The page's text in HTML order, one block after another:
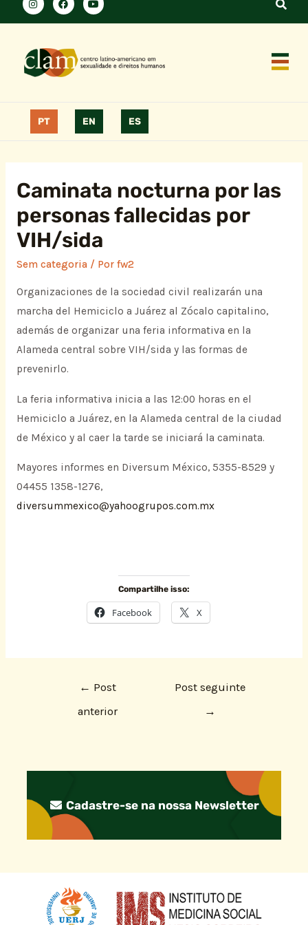
PT EN ES
Caminata nocturna por las
personas fallecidas por
VIH/sida
Sem categoria/ Por fw2
Organizaciones de la sociedad civil realizarán una
marcha del Hemiciclo a Juárez al Zócalo capitalino,
además de organizar una feria informativa en la
Alameda central sobre VIH/sida y las formas de
prevenirlo.
La feria informativa inicia a las 12:00 horas en el
Hemiciclo a Juárez, en la Alameda central de la ciudad
de México y al caer la tarde se iniciará la caminata.
Mayores informes en Diversum México, 5355-8529 y
04455 1358-1276,
diversummexico@yahoogrupos.com.mx
Compartilhe isso:
Facebook X
← Post
anterior
Post seguinte
→
Cadastre-se na nossa Newsletter